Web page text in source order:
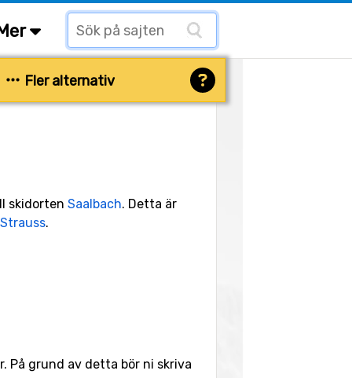
Fler alternativ
skidorten Saalbach. Detta är
.
På grund av detta bör ni skriva